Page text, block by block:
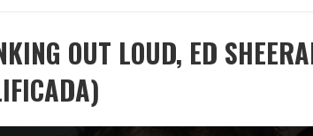
OUT LOUD, ED